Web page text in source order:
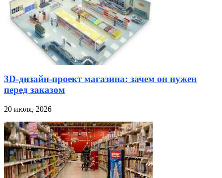
3D-дизайн-проект магазина: зачем он нужен
перед заказом
20 июля, 2026